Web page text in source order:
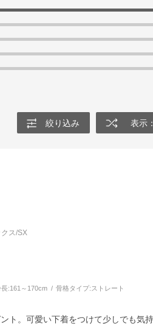
絞り込み 表示
ス/SX
:161～170cm 骨格タイプ: ストレート
ト。可愛い下着をつけて少しでも気